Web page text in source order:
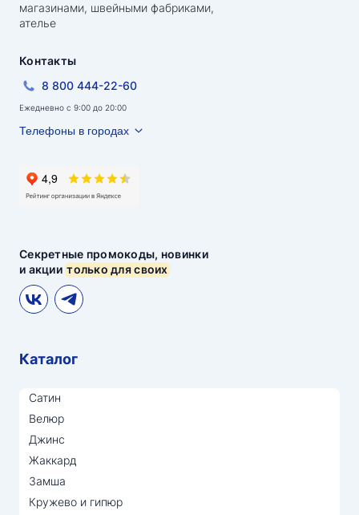
магазинами, швейными фабриками,
ателье
Секретные промокоды, новинки
и акциитолько для своих
Контакты
8 800 444-22-60
Ежедневно с 9:00 до 20:00
Телефоны в городах
Каталог
Сатин
Велюр
Джинс
Жаккард
Замша
Кружево и гипюр